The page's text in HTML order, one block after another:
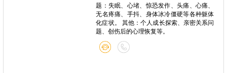
题：失眠、心堵、惊恐发作、头痛、心痛、
无名疼痛、手抖、身体冰冷僵硬等各种躯体
化症状。 其他：个人成长探索、亲密关系问
题、创伤后的心理恢复等。